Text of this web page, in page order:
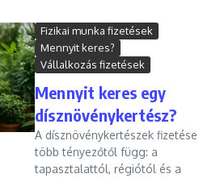
Fizikai munka fizetések
Mennyit keres?
Vállalkozás fizetések
Mennyit keres egy
dísznövénykertész?
A dísznövénykertészek fizetése
több tényezőtől függ: a
tapasztalattól, régiótól és a